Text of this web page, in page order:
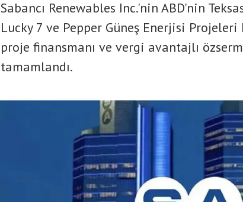
Sabancı Renewables Inc.'nin ABD'nin
Lucky 7 ve Pepper Güneş Enerjisi
proje finansmanı ve vergi avantajlı
tamamlandı.